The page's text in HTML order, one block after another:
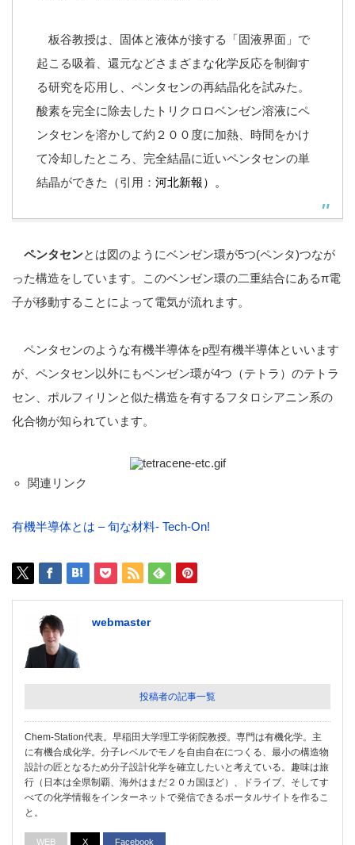
板谷教授は、固体と液体が接する「固液界面」で
起こる吸着、還元などさまざまな化学反応を制御す
る研究を応用し、ペンタセンの再結晶化を試みた。
酸素を完全に除去したトリクロロベンゼン溶液にペ
ンタセンを溶かして約２００度に加熱、時間をかけ
て冷却したところ、完全結晶に近いペンタセンの単
結晶ができた（引用： 河北新報）。
ペンタセンとは図のようにベンゼン環が5つ(ペンタ)つなが
った構造をしています。このベンゼン環の二重結合にあるπ電
子が移動することによって電気が流れます。
ペンタセンのような有機半導体をp型有機半導体といいます
が、ペンタセン以外にもベンゼン環が4つ（テトラ）のテトラ
セン、ポルフィリンと似た構造を有するフタロシアニン系の
化合物が知られています。
関連リンク
有機半導体とは – 旬な材料- Tech-On!
webmaster
投稿者の記事一覧
Chem-Station代表。早稲田大学理工学術院教授。専門は有機化学。主
に有機合成化学。分子レベルでモノを自由自在につくる、最小の構造物
設計の匠となるため分子設計化学を確立したいと考えている。趣味は旅
行（日本は全県制覇、海外はまだ２０カ国ほど）、ドライブ、そしてす
べての化学情報をインターネットで発信できるポータルサイトを作るこ
と。
WEB X Facebook